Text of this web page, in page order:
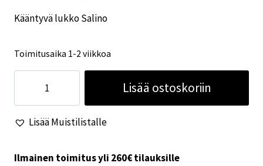
Kääntyvä lukko Salino
Toimitusaika 1-2 viikkoa
Salino
määrä
Lisää ostoskoriin
Lisää Muistilistalle
Ilmainen toimitus yli 260€ tilauksille